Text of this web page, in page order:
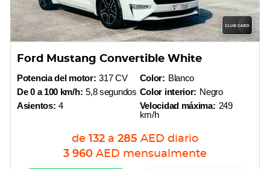
Ford Mustang Convertible White
Potencia del motor: 317 CV
De 0 a 100 km/h: 5,8 segundos
Asientos: 4
Color: Blanco
Color interior: Negro
Velocidad máxima: 249
km/h
de 132 a 285 AED diario
3 960 AED mensualmente